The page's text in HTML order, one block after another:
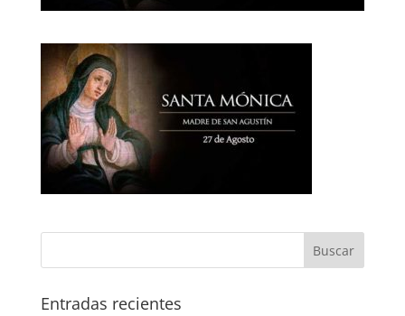
Entradas recientes